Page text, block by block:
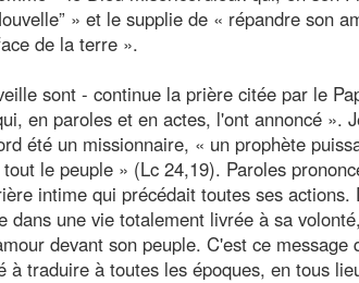
» et le supplie de « répandre son
de la terre ».
sont - continue la prière citée par le
en paroles et en actes, l'ont annoncé ».
été un missionnaire, « un prophète
le peuple » (Lc 24,19). Paroles
intime qui précédait toutes ses actions.
dans une vie totalement livrée à sa
devant son peuple. C'est ce message
à traduire à toutes les époques, en tous